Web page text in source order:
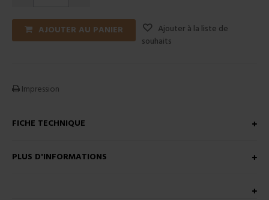
AJOUTER AU PANIER
Ajouter à la liste de
souhaits
Impression
FICHE TECHNIQUE
PLUS D'INFORMATIONS